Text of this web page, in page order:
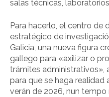
salas técnicas,
Para hacerlo, el centro de
estratégico de
Galicia, una nueva figura
gallego para «axilizar o
trámites administrativos»,
para que se haga realidad
verán de 2026, nun